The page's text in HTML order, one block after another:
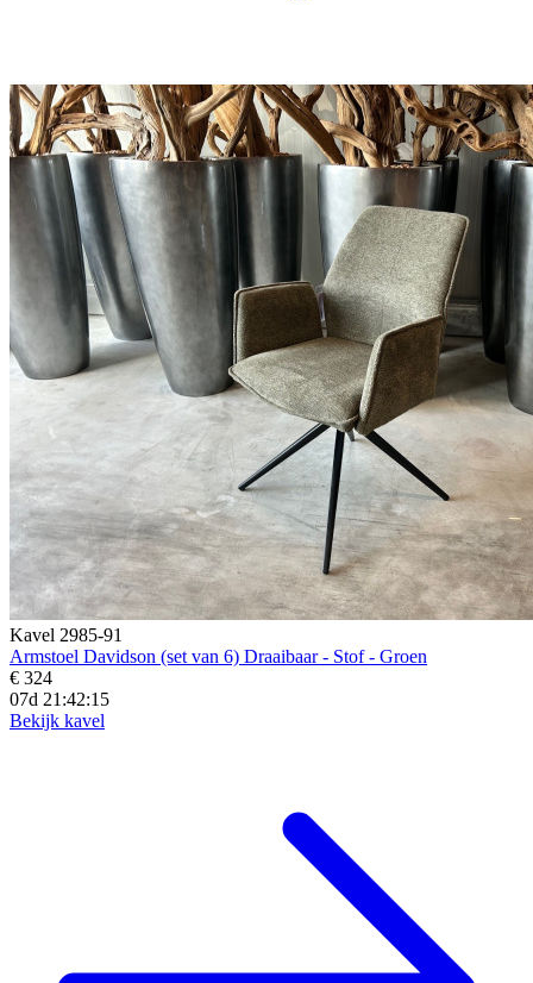
Kavel 2985-91
Armstoel Davidson (set van 6) Draaibaar - Stof - Groen
€ 324
07d 21:42:14
Bekijk kavel